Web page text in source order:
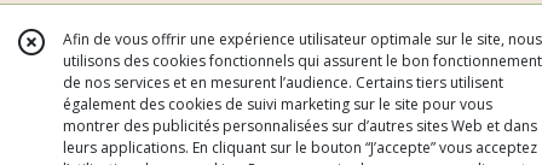
Afin de vous offrir une expérience utilisateur optimale sur le site, nous
utilisons des cookies fonctionnels qui assurent le bon fonctionnement
de nos services et en mesurent l’audience. Certains tiers utilisent
également des cookies de suivi marketing sur le site pour vous
montrer des publicités personnalisées sur d’autres sites Web et dans
leurs applications. En cliquant sur le bouton “J’accepte” vous acceptez